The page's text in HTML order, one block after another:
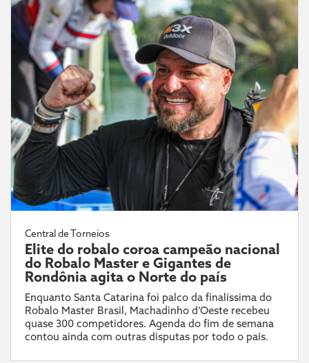
Central de Torneios
Elite do robalo coroa campeão nacional
do Robalo Master e Gigantes de
Rondônia agita o Norte do país
Enquanto Santa Catarina foi palco da finalíssima do
Robalo Master Brasil, Machadinho d’Oeste recebeu
quase 300 competidores. Agenda do fim de semana
contou ainda com outras disputas por todo o país.